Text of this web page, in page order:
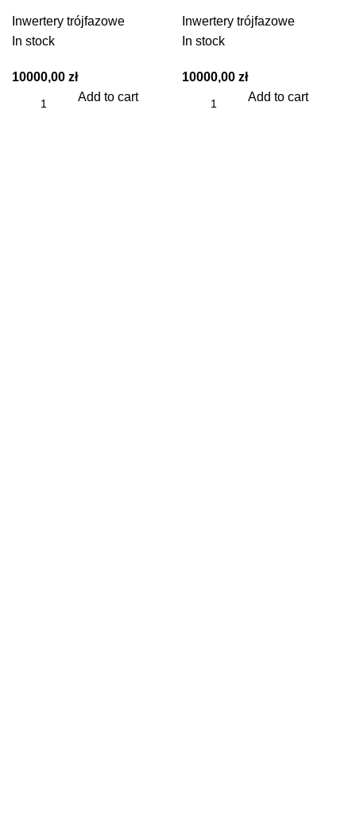
Inwertery trójfazowe
In stock
10000,00 zł
Add to cart
Inwertery trójfazowe
In stock
10000,00 zł
Add to cart